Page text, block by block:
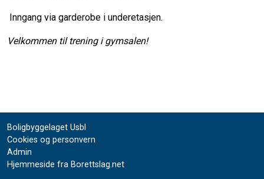
Inngang via garderobe i underetasjen.
Velkommen til trening i gymsalen!
Boligbyggelaget Usbl
Cookies og personvern
Admin
Hjemmeside fra Borettslag.net